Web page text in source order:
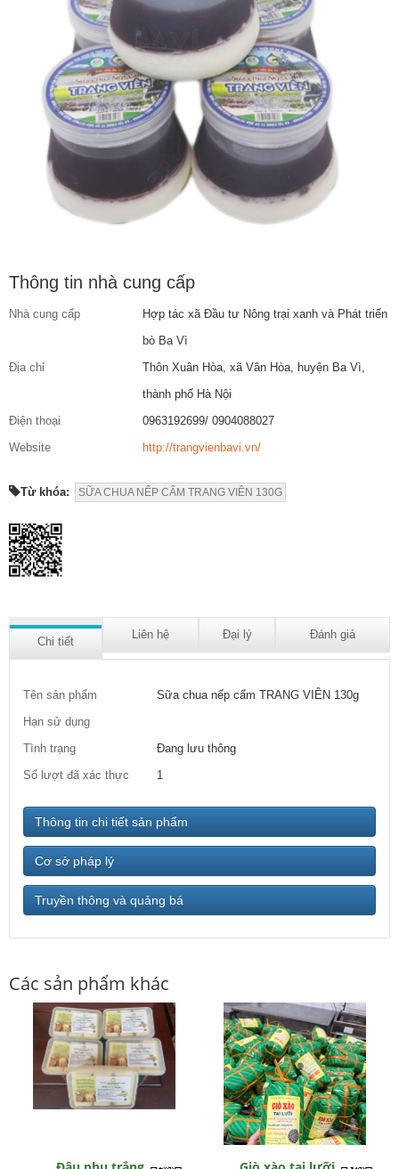
Thông tin nhà cung cấp
Nhà cung cấp
Hợp tác xã Đầu tư Nông trại xanh và Phát triển
bò Ba Vì
Địa chỉ
Thôn Xuân Hòa, xã Vân Hòa, huyện Ba Vì,
thành phố Hà Nội
Điện thoại
0963192699/ 0904088027
Website
http://trangvienbavi.vn/
Từ khóa: SỮA CHUA NẾP CẨM TRANG VIÊN 130G
Chi tiết
Liên hệ Đại lý Đánh giá
Tên sản phẩm
Sữa chua nếp cẩm TRANG VIÊN 130g
Hạn sử dụng
Tình trạng
Đang lưu thông
Số lượt đã xác thực
1
Thông tin chi tiết sản phẩm
Cơ sở pháp lý
Truyền thông và quảng bá
Các sản phẩm khác